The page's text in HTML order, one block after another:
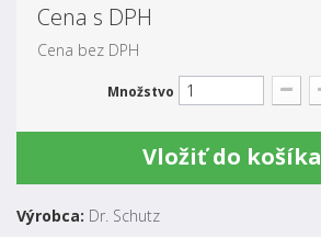
Cena s DPH
Cena bez DPH
Množstvo
Vložiť do košíka
Výrobca: Dr. Schutz